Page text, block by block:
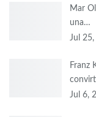
Mar
una…
Jul
Franz
Jul 6,